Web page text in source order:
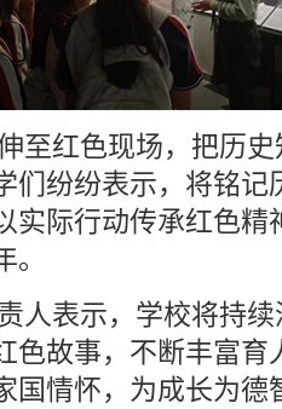
至红色现场，把历
们纷纷表示，将铭记
实际行动传承红色精
人表示，学校将持
色故事，不断丰富育
国情怀，为成长为德